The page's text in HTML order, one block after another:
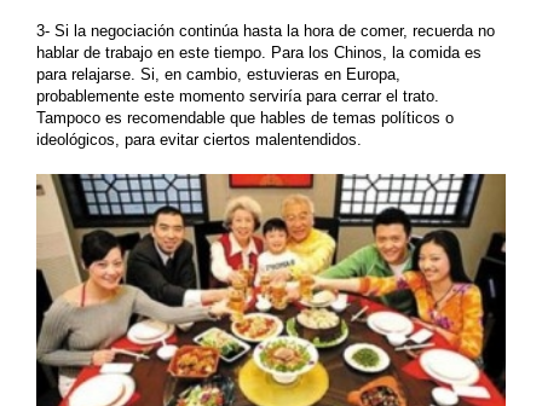
3- Si la negociación continúa hasta la hora de comer, recuerda no
hablar de trabajo en este tiempo. Para los Chinos, la comida es
para relajarse. Si, en cambio, estuvieras en Europa,
probablemente este momento serviría para cerrar el trato.
Tampoco es recomendable que hables de temas políticos o
ideológicos, para evitar ciertos malentendidos.